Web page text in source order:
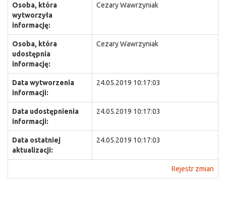
Osoba, która
wytworzyła
informację:
Cezary Wawrzyniak
Osoba, która
udostępnia
informację:
Cezary Wawrzyniak
Data wytworzenia
informacji:
24.05.2019 10:17:03
Data udostępnienia
informacji:
24.05.2019 10:17:03
Data ostatniej
aktualizacji:
24.05.2019 10:17:03
Rejestr zmian